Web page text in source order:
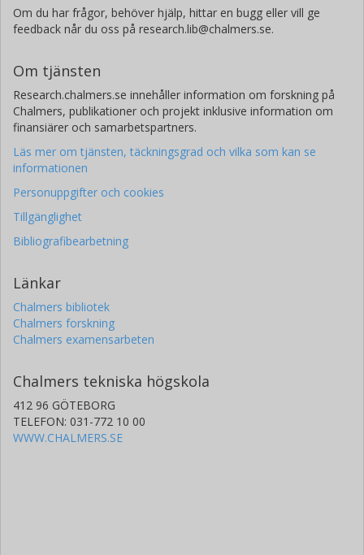
Om du har frågor, behöver hjälp, hittar en bugg eller vill ge
feedback når du oss på research.lib@chalmers.se.
Om tjänsten
Research.chalmers.se innehåller information om forskning på
Chalmers, publikationer och projekt inklusive information om
finansiärer och samarbetspartners.
Läs mer om tjänsten, täckningsgrad och vilka som kan se
informationen
Personuppgifter och cookies
Tillgänglighet
Bibliografibearbetning
Länkar
Chalmers bibliotek
Chalmers forskning
Chalmers examensarbeten
Chalmers tekniska högskola
412 96 GÖTEBORG
TELEFON: 031-772 10 00
WWW.CHALMERS.SE